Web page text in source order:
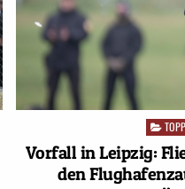
Posted
Vorfall in Leipzig:
den